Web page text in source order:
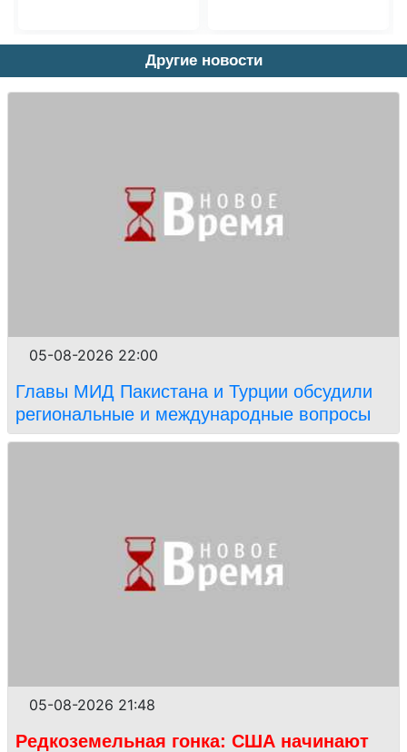
Другие новости
05-08-2026 22:00
Главы МИД Пакистана и Турции обсудили
региональные и международные вопросы
05-08-2026 21:48
Редкоземельная гонка: США начинают